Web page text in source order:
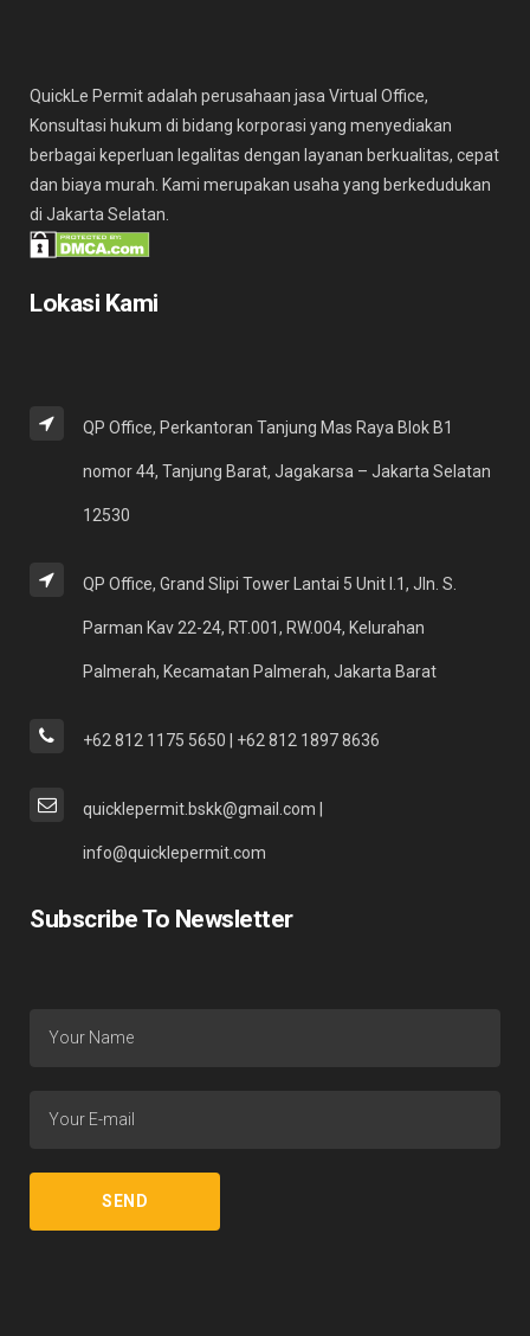
QuickLe Permit adalah perusahaan jasa Virtual Office,
Konsultasi hukum di bidang korporasi yang menyediakan
berbagai keperluan legalitas dengan layanan berkualitas, cepat
dan biaya murah. Kami merupakan usaha yang berkedudukan
di Jakarta Selatan.
Lokasi Kami
QP Office, Perkantoran Tanjung Mas Raya Blok B1
nomor 44, Tanjung Barat, Jagakarsa – Jakarta Selatan
12530
QP Office, Grand Slipi Tower Lantai 5 Unit I.1, Jln. S.
Parman Kav 22-24, RT.001, RW.004, Kelurahan
Palmerah, Kecamatan Palmerah, Jakarta Barat
+62 812 1175 5650 | +62 812 1897 8636
quicklepermit.bskk@gmail.com |
info@quicklepermit.com
Subscribe To Newsletter